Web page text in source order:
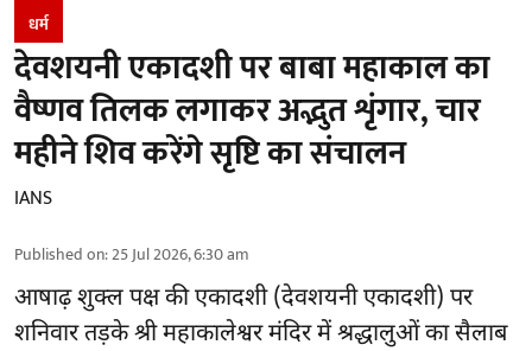
धर्म
देवशयनी एकादशी पर बाबा महाकाल का
वैष्णव तिलक लगाकर अद्भुत शृंगार, चार
महीने शिव करेंगे सृष्टि का संचालन
IANS
Published on:25 Jul 2026, 6:30 am
आषाढ़ शुक्ल पक्ष की एकादशी (देवशयनी एकादशी) पर
शनिवार तड़के श्री महाकालेश्वर मंदिर में श्रद्धालुओं का सैलाब